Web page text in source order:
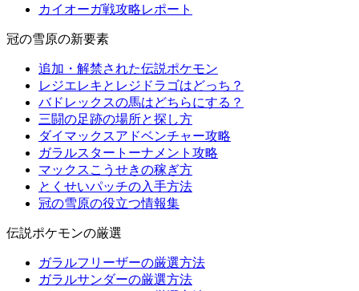
カイオーガ戦攻略レポート
冠の雪原の新要素
追加・解禁された伝説ポケモン
レジエレキとレジドラゴはどっち？
バドレックスの馬はどちらにする？
三闘の足跡の場所と探し方
ダイマックスアドベンチャー攻略
ガラルスタートーナメント攻略
マックスこうせきの稼ぎ方
とくせいパッチの入手方法
冠の雪原の役立つ情報集
伝説ポケモンの厳選
ガラルフリーザーの厳選方法
ガラルサンダーの厳選方法